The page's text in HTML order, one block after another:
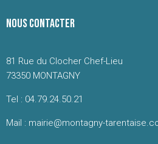
NOUS CONTACTER
81 Rue du Clocher Chef-Lieu
73350 MONTAGNY
Tel : 04.79.24.50.21
Mail : mairie@montagny-